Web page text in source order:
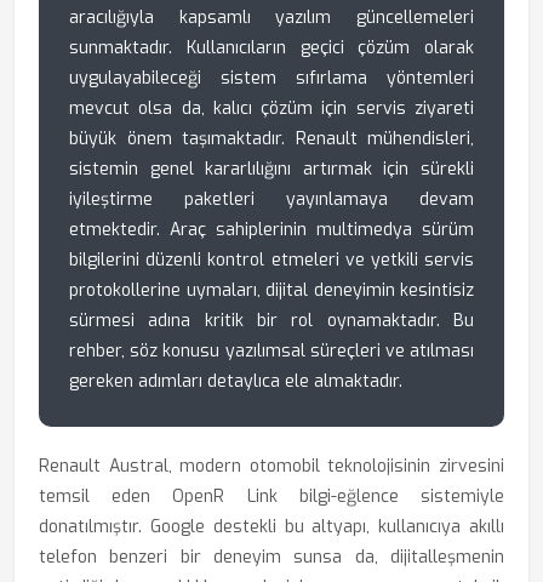
aracılığıyla kapsamlı yazılım güncellemeleri
sunmaktadır. Kullanıcıların geçici çözüm olarak
uygulayabileceği sistem sıfırlama yöntemleri
mevcut olsa da, kalıcı çözüm için servis ziyareti
büyük önem taşımaktadır. Renault mühendisleri,
sistemin genel kararlılığını artırmak için sürekli
iyileştirme paketleri yayınlamaya devam
etmektedir. Araç sahiplerinin multimedya sürüm
bilgilerini düzenli kontrol etmeleri ve yetkili servis
protokollerine uymaları, dijital deneyimin kesintisiz
sürmesi adına kritik bir rol oynamaktadır. Bu
rehber, söz konusu yazılımsal süreçleri ve atılması
gereken adımları detaylıca ele almaktadır.
Renault Austral, modern otomobil teknolojisinin zirvesini
temsil eden OpenR Link bilgi-eğlence sistemiyle
donatılmıştır. Google destekli bu altyapı, kullanıcıya akıllı
telefon benzeri bir deneyim sunsa da, dijitalleşmenin